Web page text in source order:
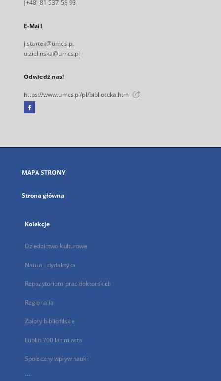
(+48) 81 537 58 93
E-Mail
j.startek@umcs.pl
u.zielinska@umcs.pl
Odwiedź nas!
https://www.umcs.pl/pl/biblioteka.htm
Facebook
się
karcie
MAPA STRONY
Strona główna
Kolekcje
Dziedzictwo kulturowe
Nauka i dydaktyka
Repozytorium prac doktorskich
Regionalia
Zbiory bibliofilskie
Lublin 700 lat miasta
Społeczny wpływ nauki
...